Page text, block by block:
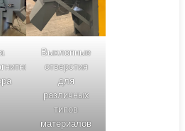
Выхлопные
отверстия
для
различных
типов
материалов